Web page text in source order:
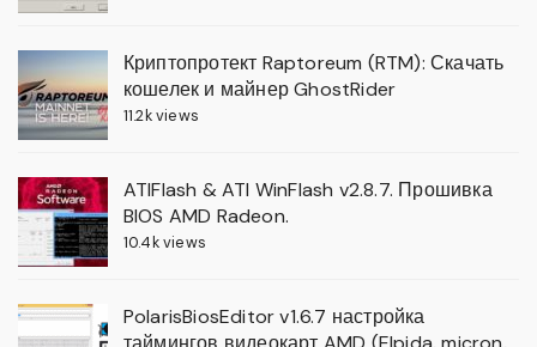
Криптопротект Raptoreum (RTM): Скачать
кошелек и майнер GhostRider
11.2k views
ATIFlash & ATI WinFlash v2.8.7. Прошивка
BIOS AMD Radeon.
10.4k views
PolarisBiosEditor v1.6.7 настройка